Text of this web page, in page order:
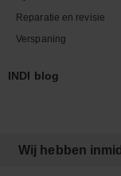
Reparatie en revisie
Verspaning
INDI blog
Wij hebben